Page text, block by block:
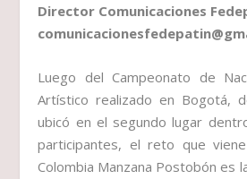
Director Comunicaciones
Luego del Campeonato de
Artístico realizado en Bogotá,
ubicó en el segundo lugar
participantes, el reto que
Colombia Manzana Postobón es